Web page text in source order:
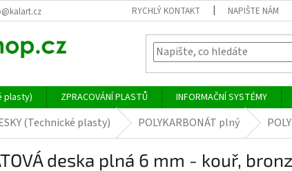
RYCHLÝ KONTAKT NAPIŠTE NÁM
plasty) ZPRACOVÁNÍ PLASTŮ INFORMAČNÍ SYSTÉMY
(Technické plasty) POLYKARBONÁT plný
deska plná 6 mm - kouř,